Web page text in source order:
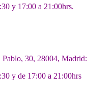
y 17:00 a 21:00hrs.
Pablo, 30, 28004, Madrid:
y de 17:00 a 21:00hrs